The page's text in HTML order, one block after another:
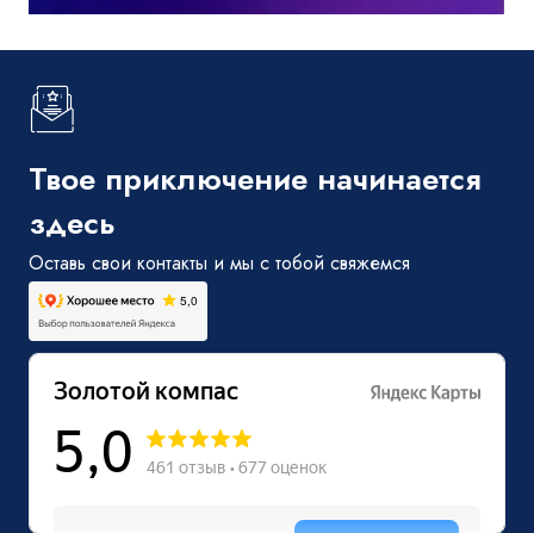
Твое приключение начинается
здесь
Оставь свои контакты и мы с тобой свяжемся